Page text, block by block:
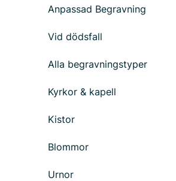
Anpassad Begravning
Vid dödsfall
Alla begravningstyper
Kyrkor & kapell
Kistor
Blommor
Urnor